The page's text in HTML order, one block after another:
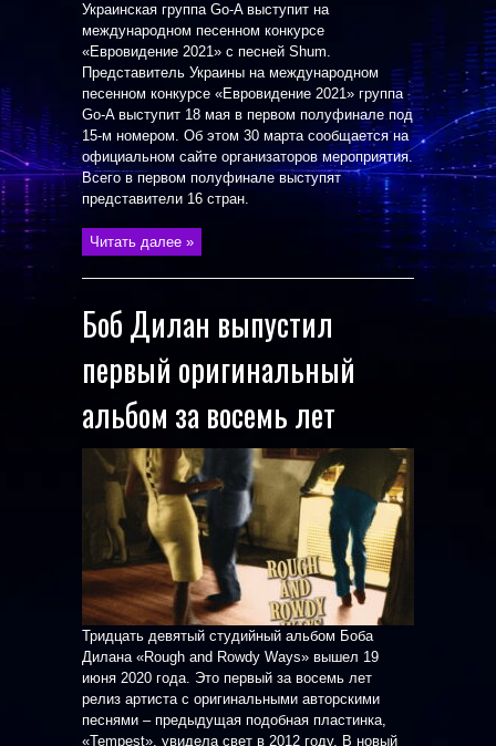
Украинская группа Go-A выступит на
международном песенном конкурсе
«Евровидение 2021» с песней Shum.
Представитель Украины на международном
песенном конкурсе «Евровидение 2021» группа
Go-A выступит 18 мая в первом полуфинале под
15-м номером. Об этом 30 марта сообщается на
официальном сайте организаторов мероприятия.
Всего в первом полуфинале выступят
представители 16 стран.
Читать далее »
Боб Дилан выпустил
первый оригинальный
альбом за восемь лет
Тридцать девятый студийный альбом Боба
Дилана «Rough and Rowdy Ways» вышел 19
июня 2020 года. Это первый за восемь лет
релиз артиста с оригинальными авторскими
песнями – предыдущая подобная пластинка,
«Tempest», увидела свет в 2012 году. В новый